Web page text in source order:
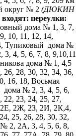
округ № 2 (ДЮКИН
переулки:
дома № 1, 3, 7,
10, 11, 12, 14,
Тупиковый дома №
4, 5, 6, 7, 8, 9,10,11
дома № 1, 4,5
26, 28, 30, 32, 34, 36,
16, 18, Восьмая
дома № 2, 3, 4, 5, 6,
22, 23, 24, 25, 27,
2Ж, 2З, 2И, 2К,4,
25, 26, 28, 30, 32,
№ 2, 2А, 3, 4, 5, 6, 8,